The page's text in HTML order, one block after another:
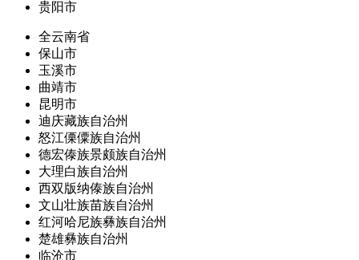
贵阳市
全云南省
保山市
玉溪市
曲靖市
昆明市
迪庆藏族自治州
怒江傈僳族自治州
德宏傣族景颇族自治州
大理白族自治州
西双版纳傣族自治州
文山壮族苗族自治州
红河哈尼族彝族自治州
楚雄彝族自治州
临沧市